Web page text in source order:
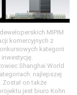
MIPIM
komercyjnych z
kategorii
Shanghai World
najlepszej
on także
jest biuro Kohn